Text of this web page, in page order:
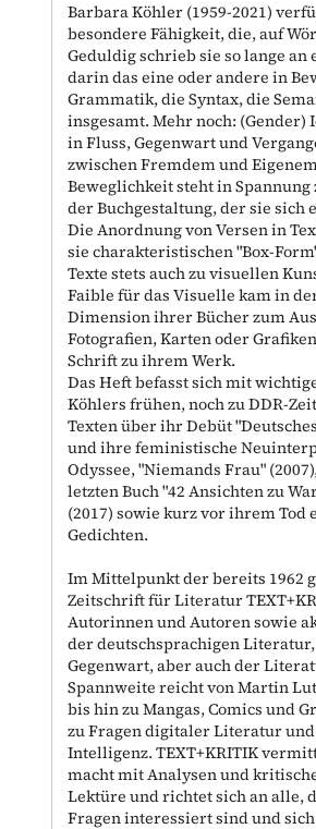
Barbara Köhler (1959-2021)
besondere Fähigkeit, die, auf
Geduldig schrieb sie so lange an
darin das eine oder andere in
Grammatik, die Syntax, die
insgesamt. Mehr noch: (Gender)
in Fluss, Gegenwart und
zwischen Fremdem und
Beweglichkeit steht in
der Buchgestaltung, der sie sich
Die Anordnung von Versen in
sie charakteristischen "Box-
Texte stets auch zu visuellen
Faible für das Visuelle kam in
Dimension ihrer Bücher zum
Fotografien, Karten oder
Schrift zu ihrem Werk.
Das Heft befasst sich mit
Köhlers frühen, noch zu DDR-
Texten über ihr Debüt
und ihre feministische
Odyssee, "Niemands Frau"
letzten Buch "42 Ansichten zu
(2017) sowie kurz vor ihrem Tod
Gedichten.
Im Mittelpunkt der bereits 1962
Zeitschrift für Literatur
Autorinnen und Autoren sowie
der deutschsprachigen
Gegenwart, aber auch der
Spannweite reicht von Martin
bis hin zu Mangas, Comics und
zu Fragen digitaler Literatur
Intelligenz. TEXT+KRITIK
macht mit Analysen und
Lektüre und richtet sich an alle,
Fragen interessiert sind und